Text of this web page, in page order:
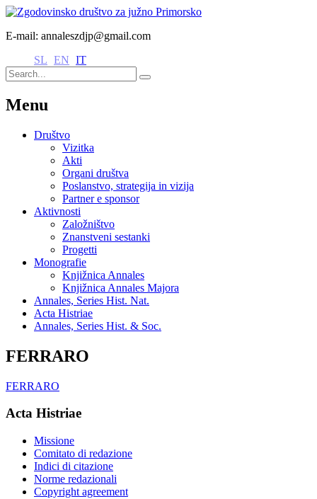
E-mail: annaleszdjp@gmail.com
SL EN IT
Menu
Društvo
Vizitka
Akti
Organi društva
Poslanstvo, strategija in vizija
Partner e sponsor
Aktivnosti
Založništvo
Znanstveni sestanki
Progetti
Monografie
Knjižnica Annales
Knjižnica Annales Majora
Annales, Series Hist. Nat.
Acta Histriae
Annales, Series Hist. & Soc.
FERRARO
FERRARO
Acta Histriae
Missione
Comitato di redazione
Indici di citazione
Norme redazionali
Copyright agreement